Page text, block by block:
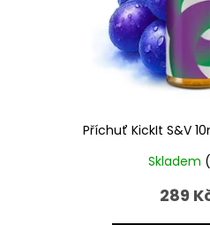
Příchuť KickIt S&V
Skladem
289